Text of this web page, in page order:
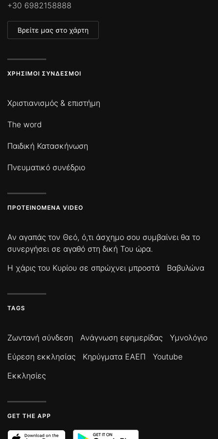
+30 6982158888
Βρείτε μας στο χάρτη
ΧΡΉΣΙΜΟΙ ΣΎΝΔΕΣΜΟΙ
Χριστιανισμός & επιστήμη
The word
Παιδική Κατασκήνωση
Πνευματικό συνέδριο
ΠΡΟΤΕΙΝΌΜΕΝΑ VIDEO
Αν αγαπάς τον Θεό, ό,τι άσχημο σου συμβαίνει θα το
συνεργήσει σε αγαθό στη δική Του ώρα.
Η χάρις του Κυρίου σε σπρώχνει μπροστά
Βαβυλώνα
TAGS
Ζωντανή σύνδεση Ανάγνωση εφημερίδας
Υμνολόγιο
Εύρεση εκκλησίας
Κηρύγματα ΕΑΕΠ
Youtube
Εκκλησίες
GET THE APP